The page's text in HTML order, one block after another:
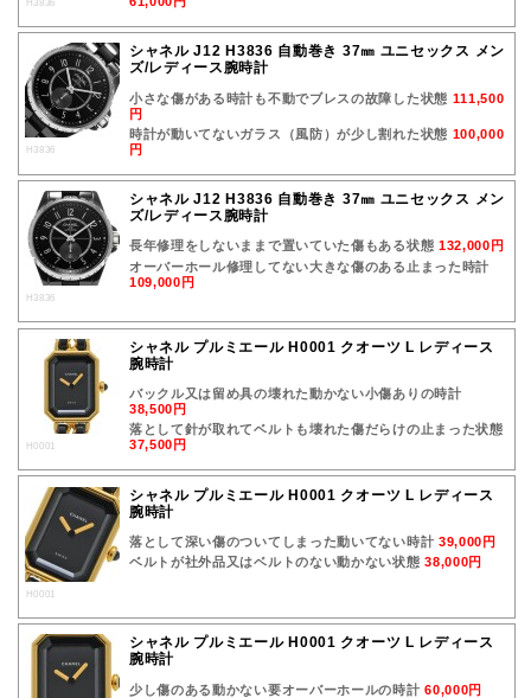
H3836
H3836
シャネル J12 H3836 自動巻き 37㎜ ユニセックス メン
ズ/レディース腕時計
小さな傷がある時計も不動でブレスの故障した状態 111,500
円
時計が動いてないガラス（風防）が少し割れた状態 100,000
円
H3836
シャネル J12 H3836 自動巻き 37㎜ ユニセックス メン
ズ/レディース腕時計
長年修理をしないままで置いていた傷もある状態 132,000円
オーバーホール修理してない大きな傷のある止まった時計
109,000円
H0001
シャネル プルミエール H0001 クオーツ L レディース
腕時計
バックル又は留め具の壊れた動かない小傷ありの時計
38,500円
落として針が取れてベルトも壊れた傷だらけの止まった状態
37,500円
H0001
シャネル プルミエール H0001 クオーツ L レディース
腕時計
落として深い傷のついてしまった動いてない時計 39,000円
ベルトが社外品又はベルトのない動かない状態38,000円
シャネル プルミエール H0001 クオーツ L レディース
腕時計
少し傷のある動かない要オーバーホールの時計60,000円